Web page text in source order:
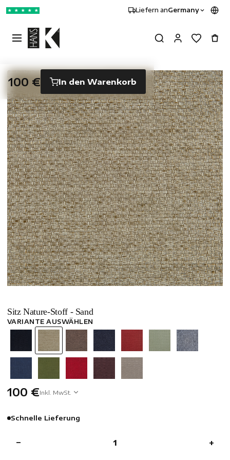
★ ★ ★ ★ ★ Liefern anGermany
Sitz Nature-Stoff - Sand
VARIANTE AUSWÄHLEN
100 €Inkl. MwSt.
Schnelle Lieferung
− +
100 € In den Warenkorb